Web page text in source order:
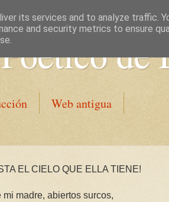
de
Web antigua
EL CIELO QUE ELLA TIENE!
mi madre, abiertos surcos,
its services and to analyze traffic.
and security metrics to ensure